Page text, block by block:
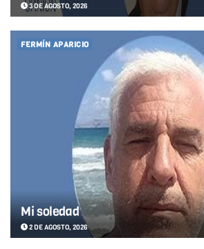
3 DE AGOSTO, 2026
FERMÍN APARICIO
Mi soledad
2 DE AGOSTO, 2026